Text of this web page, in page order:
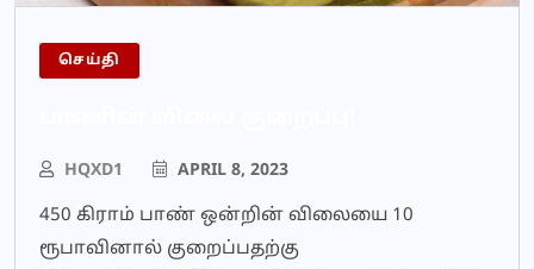
செய்தி
HQXD1 APRIL 8, 2023
450 கிராம் பாண் ஒன்றின் விலையை 10
ரூபாவினால் குறைப்பதற்கு